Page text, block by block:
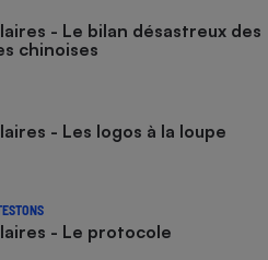
- Le bilan désastreux des
chinoises
- Les logos à la loupe
- Le protocole